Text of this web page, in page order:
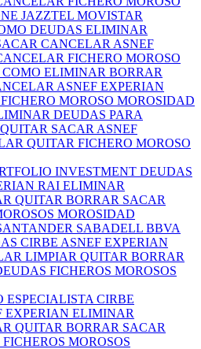
JAZZTEL MOVISTAR
DEUDAS ELIMINAR
CANCELAR ASNEF
FICHERO MOROSO
COMO ELIMINAR BORRAR
ASNEF EXPERIAN
MOROSO MOROSIDAD
DEUDAS PARA
SACAR ASNEF
QUITAR FICHERO MOROSO
INVESTMENT DEUDAS
RAI ELIMINAR
QUITAR BORRAR SACAR
MOROSIDAD
SABADELL BBVA
CIRBE ASNEF EXPERIAN
LIMPIAR QUITAR BORRAR
FICHEROS MOROSOS
ESPECIALISTA CIRBE
EXPERIAN ELIMINAR
QUITAR BORRAR SACAR
MOROSOS